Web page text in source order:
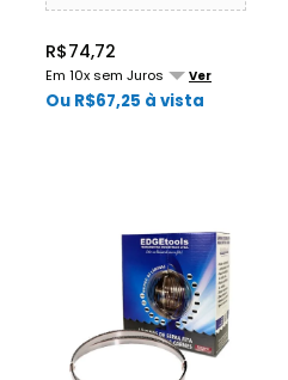
R$74,72
Em 10x sem Juros Ver
Ou R$67,25 à vista